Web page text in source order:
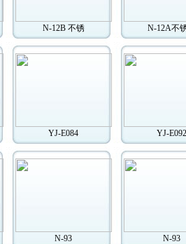
N-12B 不锈 N-12A不
YJ-E084 YJ-E092
N-93 N-93